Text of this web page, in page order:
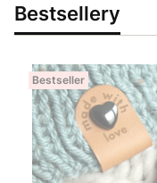
Bestsellery
Bestseller